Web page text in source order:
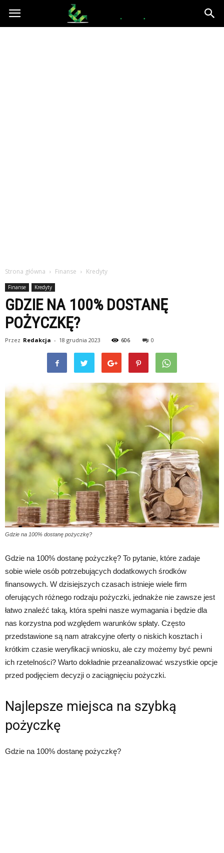
epce.org.pl
Strona główna Finanse Kredyty
Finanse Kredyty
GDZIE NA 100% DOSTANĘ
POŻYCZKĘ?
Przez Redakcja - 18 grudnia 2023 606 0
Gdzie na 100% dostanę pożyczkę?
Gdzie na 100% dostanę pożyczkę? To pytanie, które zadaje
sobie wiele osób potrzebujących dodatkowych środków
finansowych. W dzisiejszych czasach istnieje wiele firm
oferujących różnego rodzaju pożyczki, jednakże nie zawsze jest
łatwo znaleźć taką, która spełni nasze wymagania i będzie dla
nas korzystna pod względem warunków spłaty. Często
przedstawione są nam atrakcyjne oferty o niskich kosztach i
krótkim czasie weryfikacji wniosku, ale czy możemy być pewni
ich rzetelności? Warto dokładnie przeanalizować wszystkie opcje
przed podjęciem decyzji o zaciągnięciu pożyczki.
Najlepsze miejsca na szybką
pożyczkę
Gdzie na 100% dostanę pożyczkę?